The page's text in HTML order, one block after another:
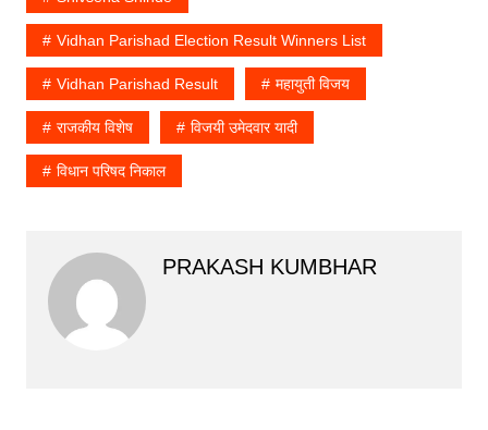
Vidhan Parishad Election Result Winners List
Vidhan Parishad Result महायुती विजय
राजकीय विशेष विजयी उमेदवार यादी
विधान परिषद निकाल
PRAKASH KUMBHAR